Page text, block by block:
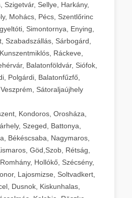
Szigetvár, Sellye, Harkány,
Mohács, Pécs, Szentlőrinc
Simontornya, Enying,
Szabadszállás, Sárbogárd,
Ráckeve,
Balatonföldvár, Siófok,
Polgárdi, Balatonfűzfő,
Sátoraljaújhely
Kondoros, Orosháza,
Szeged, Battonya,
Békéscsaba, Nagymaros,
Göd,Szob, Rétság,
Hollókő, Szécsény,
Lajosmizse, Soltvadkert,
Dusnok, Kiskunhalas,